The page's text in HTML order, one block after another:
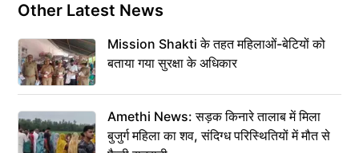
Other Latest News
Mission Shakti के तहत महिलाओं-बेटियों को
बताया गया सुरक्षा के अधिकार
Amethi News: सड़क किनारे तालाब में मिला
बुजुर्ग महिला का शव, संदिग्ध परिस्थितियों में मौत से